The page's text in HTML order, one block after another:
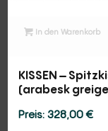
In den Warenkorb
KISSEN –
(arabesk
328,00€